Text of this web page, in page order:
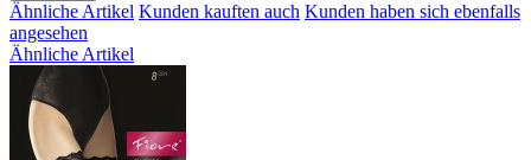
Ähnliche Artikel Kunden kauften auch Kunden haben sich ebenfalls
angesehen
Ähnliche Artikel